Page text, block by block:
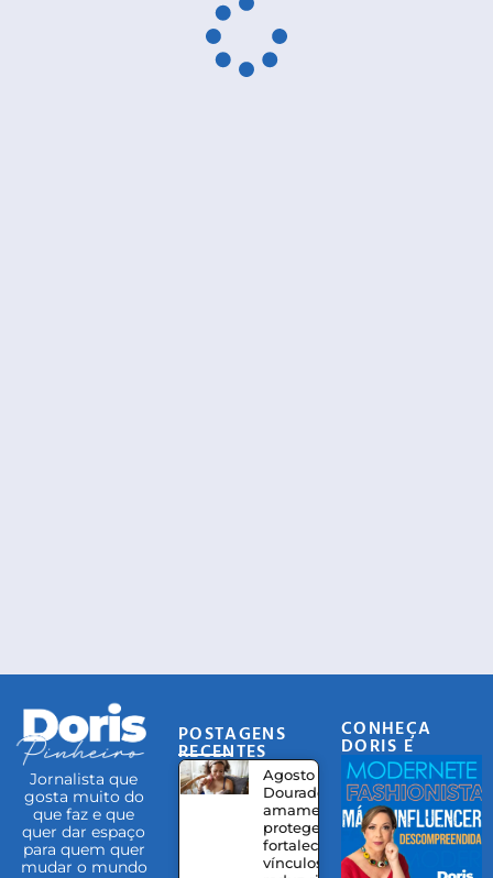
Jornalista que
gosta muito do
que faz e que
quer dar espaço
para quem quer
mudar o mundo
POSTAGENS
RECENTES
Agosto
Dourado:
amamentação
protege,
fortalece
vínculos e
CONHEÇA
DORIS E
EQUIPE